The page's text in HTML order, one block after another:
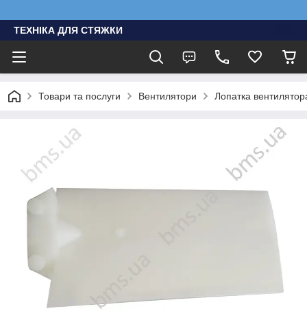
ТЕХНІКА ДЛЯ СТЯЖКИ
Товари та послуги Вентилятори Лопатка